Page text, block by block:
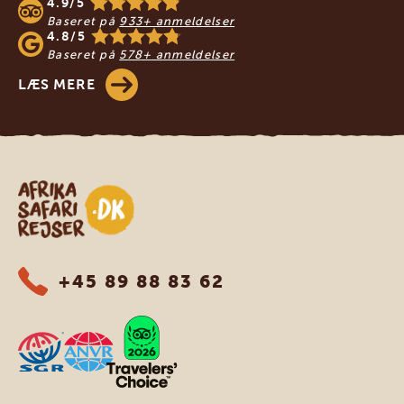
4.9/5
Baseret på 933+ anmeldelser
4.8/5
Baseret på 578+ anmeldelser
LÆS MERE
Safari-rejser i Afrika
+45 89 88 83 62